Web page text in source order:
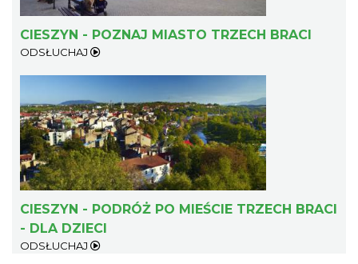
CIESZYN - POZNAJ MIASTO TRZECH BRACI
ODSŁUCHAJ
CIESZYN - PODRÓŻ PO MIEŚCIE TRZECH BRACI
- DLA DZIECI
ODSŁUCHAJ